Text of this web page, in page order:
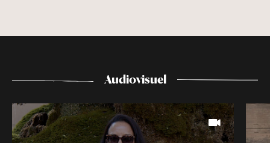
Audiovisuel